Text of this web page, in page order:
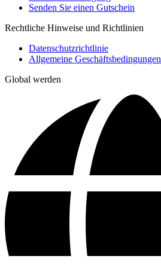
Senden Sie einen Gutschein
Rechtliche Hinweise und Richtlinien
Datenschutzrichtlinie
Allgemeine Geschäftsbedingungen
Global werden